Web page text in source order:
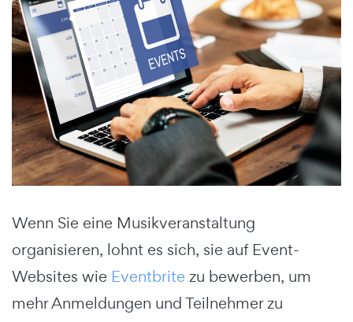
Wenn Sie eine Musikveranstaltung
organisieren, lohnt es sich, sie auf Event-
Websites wie Eventbrite zu bewerben, um
mehr Anmeldungen und Teilnehmer zu